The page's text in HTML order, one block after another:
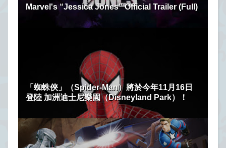
Marvel's “Jessica Jones” Official Trailer (Full)
「蜘蛛俠」（Spider-Man）將於今年11月16日
登陸 加洲迪士尼樂園（Disneyland Park）！